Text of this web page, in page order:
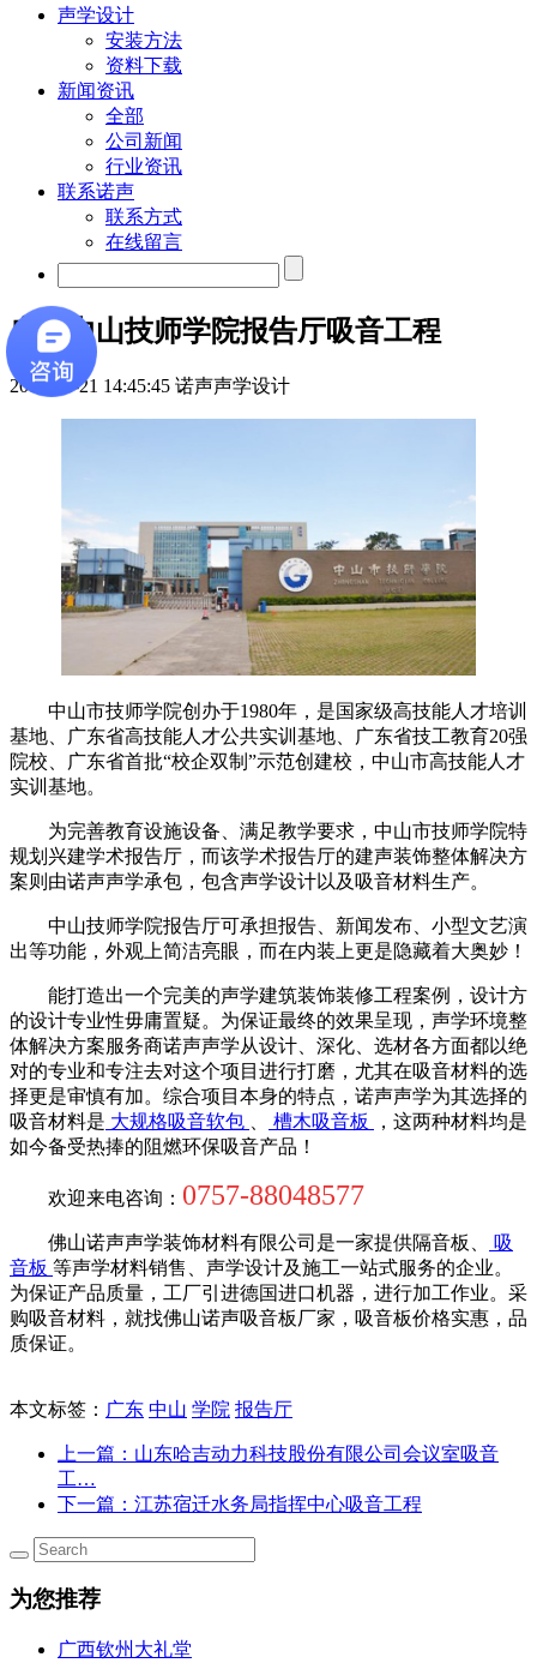
声学设计
安装方法
资料下载
新闻资讯
全部
公司新闻
行业资讯
联系诺声
联系方式
在线留言
广东中山技师学院报告厅吸音工程
2018-11-21 14:45:45 诺声声学设计
中山市技师学院创办于1980年，是国家级高技能人才培训
基地、广东省高技能人才公共实训基地、广东省技工教育20强
院校、广东省首批“校企双制”示范创建校，中山市高技能人才
实训基地。
为完善教育设施设备、满足教学要求，中山市技师学院特
规划兴建学术报告厅，而该学术报告厅的建声装饰整体解决方
案则由诺声声学承包，包含声学设计以及吸音材料生产。
中山技师学院报告厅可承担报告、新闻发布、小型文艺演
出等功能，外观上简洁亮眼，而在内装上更是隐藏着大奥妙！
能打造出一个完美的声学建筑装饰装修工程案例，设计方
的设计专业性毋庸置疑。为保证最终的效果呈现，声学环境整
体解决方案服务商诺声声学从设计、深化、选材各方面都以绝
对的专业和专注去对这个项目进行打磨，尤其在吸音材料的选
择更是审慎有加。综合项目本身的特点，诺声声学为其选择的
吸音材料是 大规格吸音软包 槽木吸音板
，这两种材料均是
如今备受热捧的阻燃环保吸音产品！
欢迎来电咨询： 0757-88048577
佛山诺声声学装饰材料有限公司是一家提供隔音板、
吸
音板 等声学材料销售、声学设计及施工一站式服务的企业。
为保证产品质量，工厂引进德国进口机器，进行加工作业。采
购吸音材料，就找佛山诺声吸音板厂家，吸音板价格实惠，品
质保证。
本文标签： 广东 中山 学院 报告厅
上一篇 ：山东哈吉动力科技股份有限公司会议室吸音
工…
下一篇 ：江苏宿迁水务局指挥中心吸音工程
为您推荐
广西钦州大礼堂